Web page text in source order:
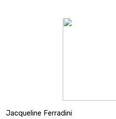
Jacqueline Ferradini